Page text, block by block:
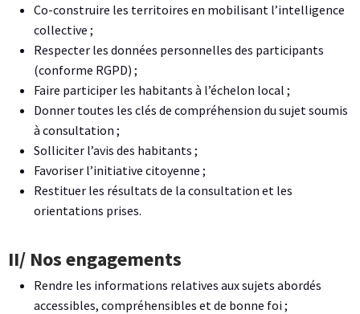
Co-construire les territoires en mobilisant l’intelligence
collective ;
Respecter les données personnelles des participants
(conforme RGPD) ;
Faire participer les habitants à l’échelon local ;
Donner toutes les clés de compréhension du sujet soumis
à consultation ;
Solliciter l’avis des habitants ;
Favoriser l’initiative citoyenne ;
Restituer les résultats de la consultation et les
orientations prises.
II/ Nos engagements
Rendre les informations relatives aux sujets abordés
accessibles, compréhensibles et de bonne foi ;